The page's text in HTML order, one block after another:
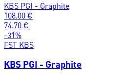
KBS PGI - Graphite
108.00 €
74.70 €
-31%
FST KBS
KBS PGI - Graphite